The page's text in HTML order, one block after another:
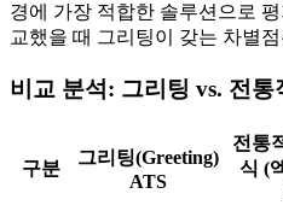
경에 가장 적합한 솔루션으로
교했을 때 그리팅이 갖는 차별
비교 분석: 그리팅 vs. 전통
구분
그리팅(Greeting)
ATS
전통
식 (